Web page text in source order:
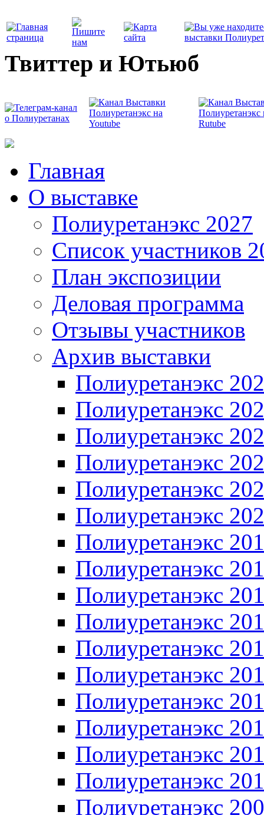
Твиттер и Ютьюб
Главная
О выставке
Полиуретанэкс 2027
Список участников
План экспозиции
Деловая программа
Отзывы участников
Архив выставки
Полиуретанэкс
Полиуретанэкс
Полиуретанэкс
Полиуретанэкс
Полиуретанэкс
Полиуретанэкс
Полиуретанэкс
Полиуретанэкс
Полиуретанэкс
Полиуретанэкс
Полиуретанэкс
Полиуретанэкс
Полиуретанэкс
Полиуретанэкс
Полиуретанэкс
Полиуретанэкс
Полиуретанэкс